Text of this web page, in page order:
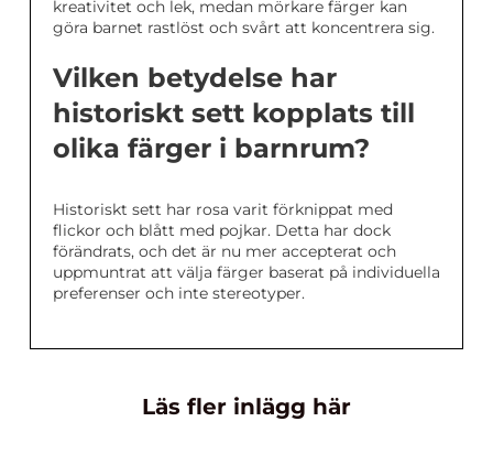
kreativitet och lek, medan mörkare färger kan
göra barnet rastlöst och svårt att koncentrera sig.
Vilken betydelse har
historiskt sett kopplats till
olika färger i barnrum?
Historiskt sett har rosa varit förknippat med
flickor och blått med pojkar. Detta har dock
förändrats, och det är nu mer accepterat och
uppmuntrat att välja färger baserat på individuella
preferenser och inte stereotyper.
Läs fler inlägg här